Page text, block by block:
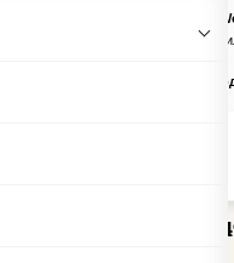
Скачайте
по
+7